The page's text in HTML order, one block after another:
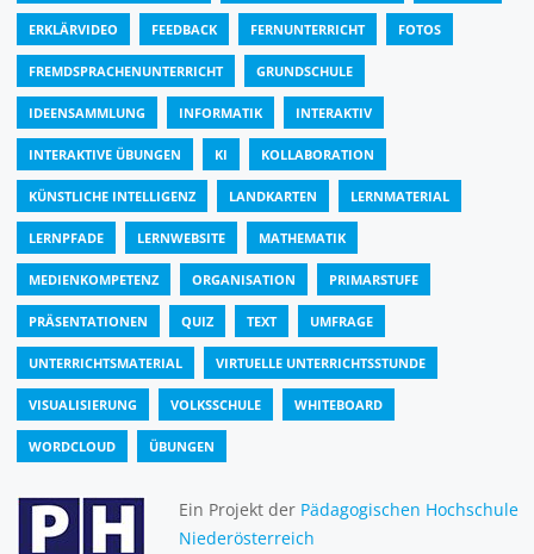
ERKLÄRVIDEO FEEDBACK FERNUNTERRICHT FOTOS
FREMDSPRACHENUNTERRICHT GRUNDSCHULE
IDEENSAMMLUNG INFORMATIK INTERAKTIV
INTERAKTIVE ÜBUNGEN KI KOLLABORATION
KÜNSTLICHE INTELLIGENZ LANDKARTEN LERNMATERIAL
LERNPFADE LERNWEBSITE MATHEMATIK
MEDIENKOMPETENZ ORGANISATION PRIMARSTUFE
PRÄSENTATIONEN QUIZ TEXT UMFRAGE
UNTERRICHTSMATERIAL VIRTUELLE UNTERRICHTSSTUNDE
VISUALISIERUNG VOLKSSCHULE WHITEBOARD
WORDCLOUD ÜBUNGEN
Ein Projekt der Pädagogischen Hochschule
Niederösterreich